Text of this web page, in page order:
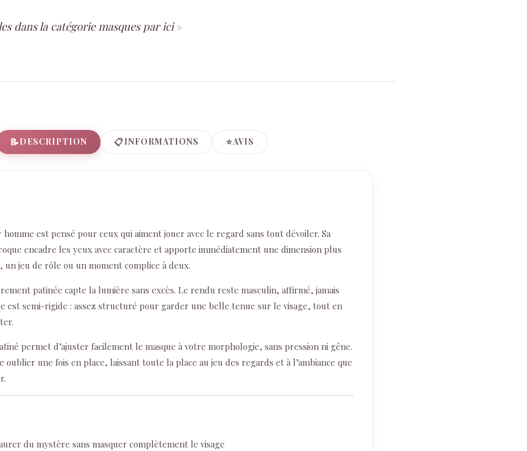
dans la catégorie masques par ici
📝DESCRIPTION 📋INFORMATIONS ⭐AVIS
homme est pensé pour ceux qui aiment jouer avec le regard sans tout dévoiler. Sa
encadre les yeux avec caractère et apporte immédiatement une dimension plus
un jeu de rôle ou un moment complice à deux.
patinée capte la lumière sans excès. Le rendu reste masculin, affirmé, jamais
est semi-rigide : assez structuré pour garder une belle tenue sur le visage, tout en
permet d’ajuster facilement le masque à votre morphologie, sans pression ni gêne.
oublier une fois en place, laissant toute la place au jeu des regards et à l’ambiance que
du mystère sans masquer complètement le visage